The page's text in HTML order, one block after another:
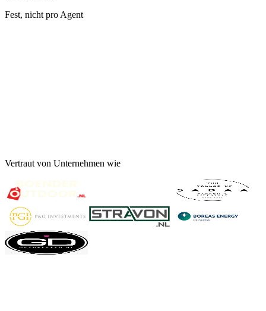
Fest, nicht pro Agent
Vertraut von Unternehmen wie